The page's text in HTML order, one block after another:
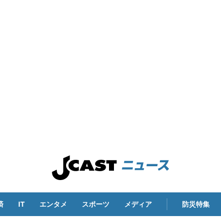
IT エンタメ スポーツ メディア 防災特集